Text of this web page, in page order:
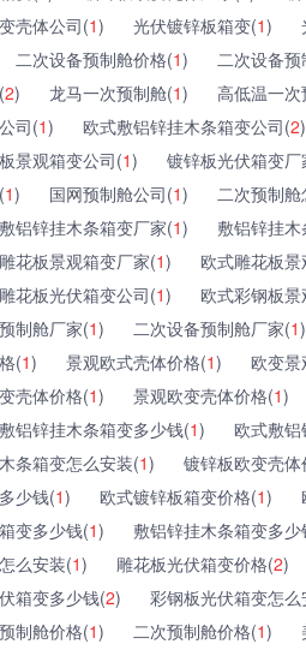
壳体公司(1) 光伏镀锌板箱变(1)
二次设备预制舱价格(1)
二次设备
2) 龙马一次预制舱(1)
高低温一
司(1) 欧式敷铝锌挂木条箱变公司(2)
景观箱变公司(1)
镀锌板光伏箱变厂
1) 国网预制舱公司(1)
二次预制
敷铝锌挂木条箱变厂家(1)
敷铝锌挂
花板景观箱变厂家(1)
欧式雕花板
雕花板光伏箱变公司(1)
欧式彩钢板
制舱厂家(1) 二次设备预制舱厂家(1)
(1) 景观欧式壳体价格(1)
欧变
壳体价格(1) 景观欧变壳体价格(1)
铝锌挂木条箱变多少钱(1)
欧式敷
条箱变怎么安装(1)
镀锌板欧变壳
少钱(1) 欧式镀锌板箱变价格(1)
变多少钱(1)
敷铝锌挂木条箱变多少
么安装(1) 雕花板光伏箱变价格(2)
箱变多少钱(2)
彩钢板光伏箱变怎
制舱价格(1) 二次预制舱价格(1)